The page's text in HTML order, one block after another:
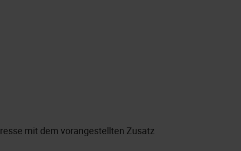
mit dem vorangestellten Zusatz